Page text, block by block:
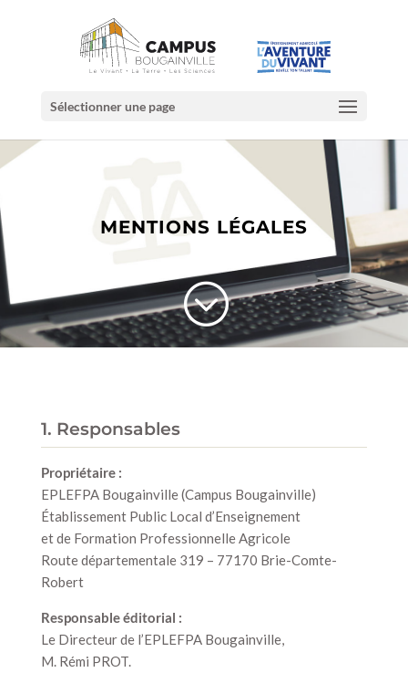
Sélectionner une page
MENTIONS LÉGALES
;
1. Responsables
Propriétaire :
EPLEFPA Bougainville (Campus Bougainville)
Établissement Public Local d’Enseignement
et de Formation Professionnelle Agricole
Route départementale 319 – 77170 Brie-Comte-
Robert
Responsable éditorial :
Le Directeur de l’EPLEFPA Bougainville,
M. Rémi PROT.